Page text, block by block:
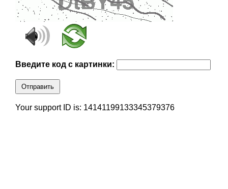
Введите код с картинки:
Отправить
Your support ID is: 14141199133345379376